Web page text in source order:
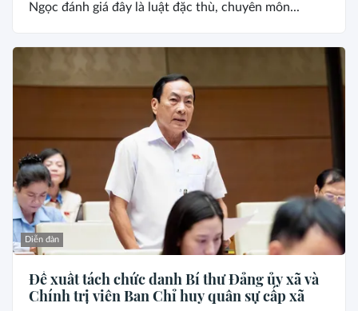
Ngọc đánh giá đây là luật đặc thù, chuyên môn...
Diễn đàn
Đề xuất tách chức danh Bí thư Đảng ủy xã và
Chính trị viên Ban Chỉ huy quân sự cấp xã